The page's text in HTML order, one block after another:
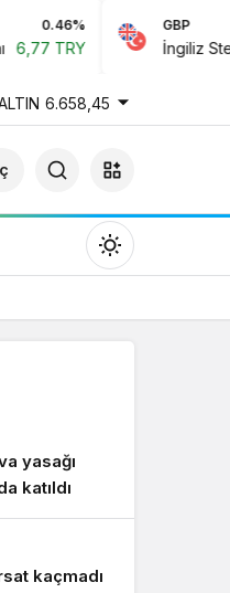
0.46%
TRY
GBP
İngiliz Sterlini
6.658,45
yasağı
katıldı
kaçmadı